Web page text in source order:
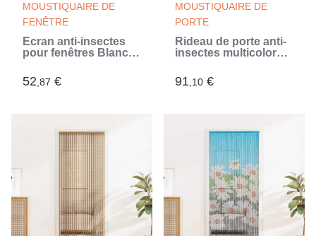
MOUSTIQUAIRE DE
FENÊTRE
Écran anti-insectes
pour fenêtres Blanc
52,87 €
MOUSTIQUAIRE DE
PORTE
Rideau de porte anti-
insectes multicolore
(Multicouleur)
91,10 €